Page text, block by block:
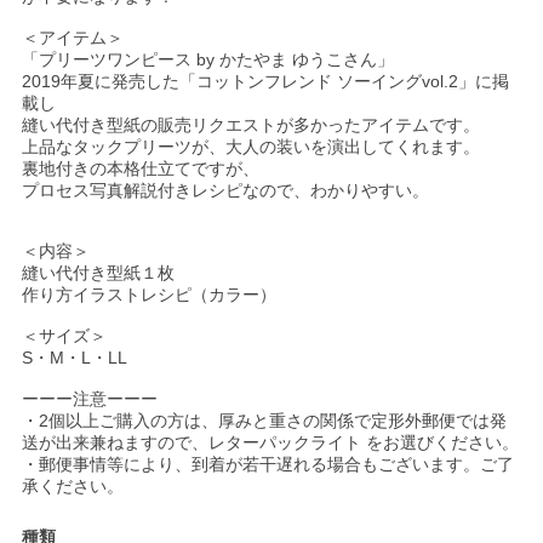
＜アイテム＞
「プリーツワンピース by かたやま ゆうこさん」
2019年夏に発売した「コットンフレンド ソーイングvol.2」に掲
載し
縫い代付き型紙の販売リクエストが多かったアイテムです。
上品なタックプリーツが、大人の装いを演出してくれます。
裏地付きの本格仕立てですが、
プロセス写真解説付きレシピなので、わかりやすい。
＜内容＞
縫い代付き型紙１枚
作り方イラストレシピ（カラー）
＜サイズ＞
S・M・L・LL
ーーー注意ーーー
・2個以上ご購入の方は、厚みと重さの関係で定形外郵便では発
送が出来兼ねますので、レターパックライト をお選びください。
・郵便事情等により、到着が若干遅れる場合もございます。ご了
承ください。
種類